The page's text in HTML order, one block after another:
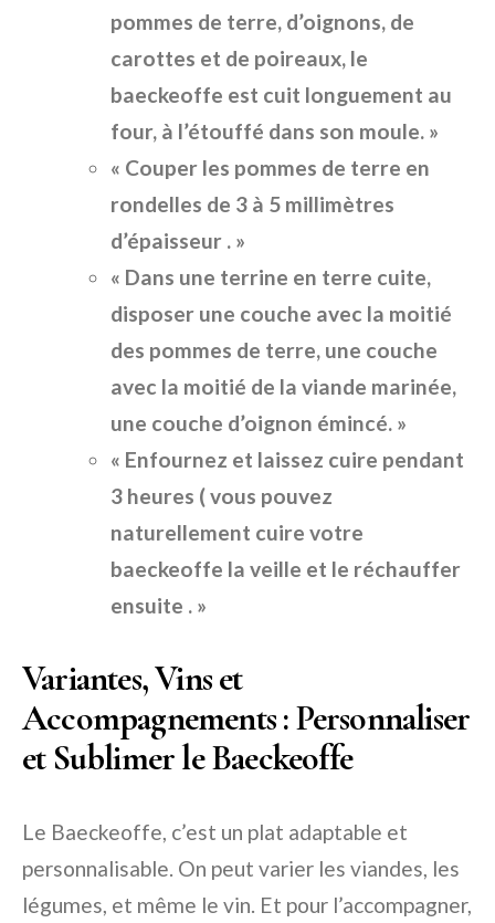
pommes de terre, d’oignons, de
carottes et de poireaux, le
baeckeoffe est cuit longuement au
four, à l’étouffé dans son moule. »
« Couper les pommes de terre en
rondelles de 3 à 5 millimètres
d’épaisseur . »
« Dans une terrine en terre cuite,
disposer une couche avec la moitié
des pommes de terre, une couche
avec la moitié de la viande marinée,
une couche d’oignon émincé. »
« Enfournez et laissez cuire pendant
3 heures ( vous pouvez
naturellement cuire votre
baeckeoffe la veille et le réchauffer
ensuite . »
Variantes, Vins et
Accompagnements : Personnaliser
et Sublimer le Baeckeoffe
Le Baeckeoffe, c’est un plat adaptable et
personnalisable. On peut varier les viandes, les
légumes, et même le vin. Et pour l’accompagner,